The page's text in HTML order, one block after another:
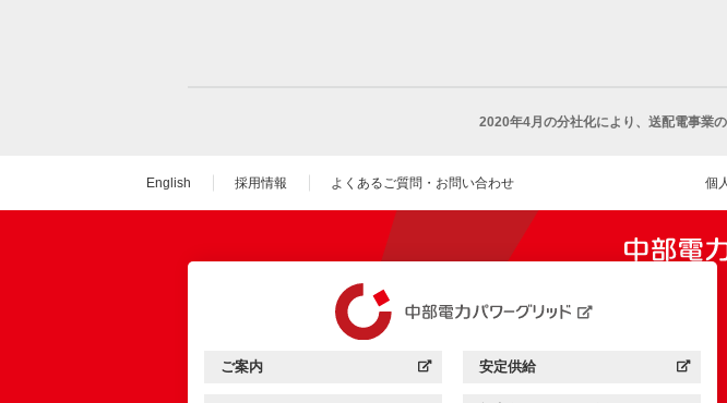
2020年4月の分社化により、 送配電事業
English 採用情報 よくあるご質問・お問い合わせ 個
中部電力パワーグリッド：
ご案内
（新しいウィンドウを開きます） 中部電力パワーグリッド：
安定供給
（新しいウィンドウを開きます）